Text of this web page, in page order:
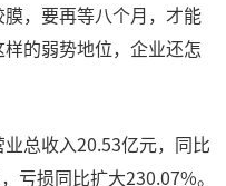
，要再等八个月，才能
的弱势地位，企业还怎
总收入20.53亿元，同比
亏损同比扩大230.07%。